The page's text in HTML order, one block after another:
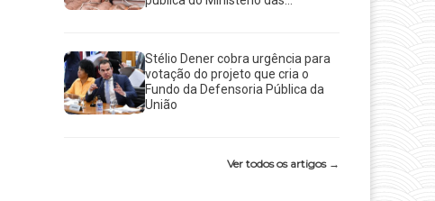
Stélio Dener cobra urgência para
votação do projeto que cria o
Fundo da Defensoria Pública da
União
Ver todos os artigos →